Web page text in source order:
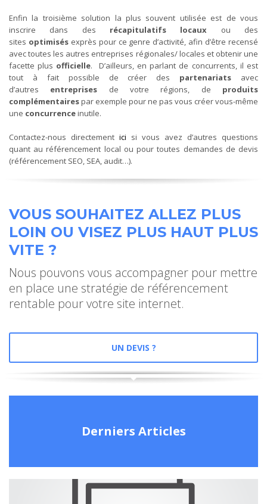
Enfin la troisième solution la plus souvent utilisée est de vous
inscrire dans des récapitulatifs locaux ou des
sites optimisés exprès pour ce genre d’activité, afin d’être recensé
avec toutes les autres entreprises régionales/ locales et obtenir une
facette plus officielle. D’ailleurs, en parlant de concurrents, il est
tout à fait possible de créer des partenariats avec
d’autres entreprises de votre régions, de produits
complémentairespar exemple pour ne pas vous créer vous-même
une concurrenceinutile.
Contactez-nous directement ici si vous avez d’autres questions
quant au référencement local ou pour toutes demandes de devis
(référencement SEO, SEA, audit…).
VOUS SOUHAITEZ ALLEZ PLUS
LOIN OU VISEZ PLUS HAUT PLUS
VITE ?
Nous pouvons vous accompagner pour mettre
en place une stratégie de référencement
rentable pour votre site internet.
UN DEVIS ?
Derniers Articles